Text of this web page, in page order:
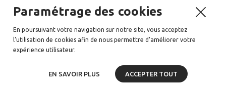
NEWSLETTER
Meovia a régulièrement de nouveaux accessoires pour votre voiture
Email:
Paramétrage des cookies
En poursuivant votre navigation sur notre site, vous acceptez
l’utilisation de cookies afin de nous permettre d’améliorer votre
expérience utilisateur.
EN SAVOIR PLUS ACCEPTER TOUT